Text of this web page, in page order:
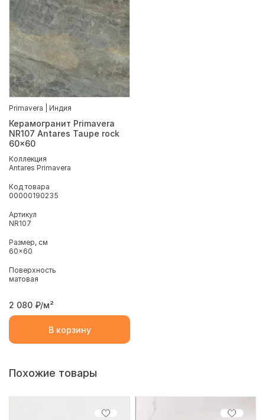
Primavera | Индия
Керамогранит Primavera
NR107 Antares Taupe rock
60x60
Коллекция
Antares Primavera
Код товара
00000190235
Артикул
NR107
Размер, см
60x60
Поверхность
матовая
2 080 ₽/м²
В корзину
Похожие товары